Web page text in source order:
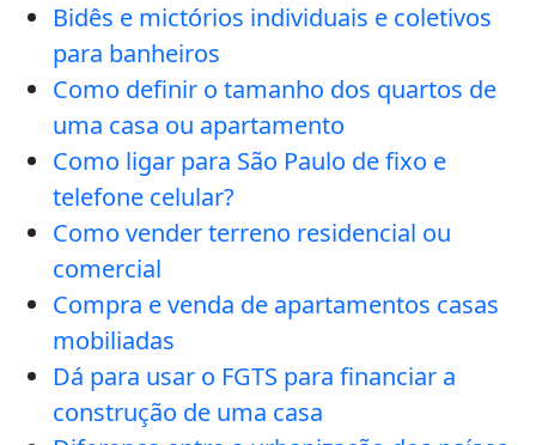
Bidês e mictórios individuais e coletivos
para banheiros
Como definir o tamanho dos quartos de
uma casa ou apartamento
Como ligar para São Paulo de fixo e
telefone celular?
Como vender terreno residencial ou
comercial
Compra e venda de apartamentos casas
mobiliadas
Dá para usar o FGTS para financiar a
construção de uma casa